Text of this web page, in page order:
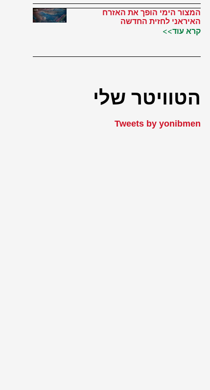
המצור הימי הופך את האזרח
האיראני לחזית החדשה
קרא עוד>>
הטוויטר שלי
Tweets by yonibmen